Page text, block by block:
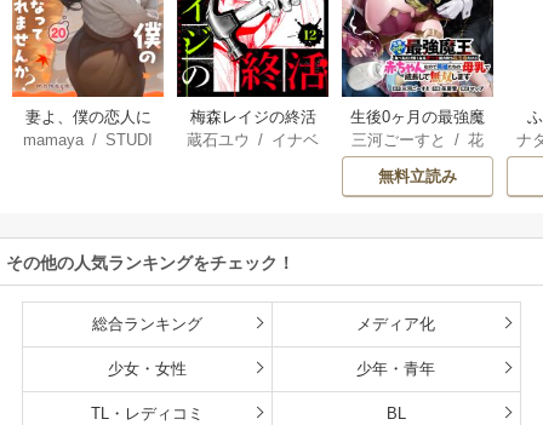
妻よ、僕の恋人に
なってくれません
mamaya/STUDI
梅森レイジの終活
蔵石ユウ / イナベ
生後0ヶ月の最強魔
王 食べるだけ強
くなるチート能力
持ち転生者だけど
雄たちの母乳で成
三河ごーすと /花
房雪/ マップ
無料立読み
ナ
その他の人気ランキングをチェック！
総合ランキング メディア化
少女・女性 少年・青年
TL・レディコミ BL